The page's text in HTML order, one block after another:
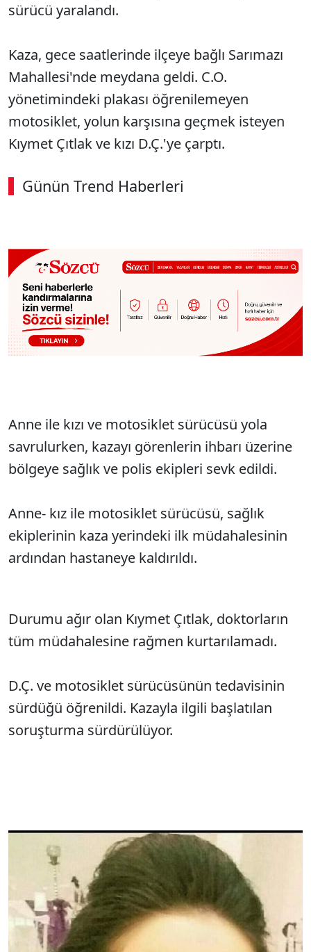
sürücü yaralandı.
Kaza, gece saatlerinde ilçeye bağlı Sarımazı
Mahallesi'nde meydana geldi. C.O.
yönetimindeki plakası öğrenilemeyen
motosiklet, yolun karşısına geçmek isteyen
Kıymet Çıtlak ve kızı D.Ç.'ye çarptı.
Günün Trend Haberleri
Anne ile kızı ve motosiklet sürücüsü yola
savrulurken, kazayı görenlerin ihbarı üzerine
bölgeye sağlık ve polis ekipleri sevk edildi.
Anne- kız ile motosiklet sürücüsü, sağlık
ekiplerinin kaza yerindeki ilk müdahalesinin
ardından hastaneye kaldırıldı.
Durumu ağır olan Kıymet Çıtlak, doktorların
tüm müdahalesine rağmen kurtarılamadı.
D.Ç. ve motosiklet sürücüsünün tedavisinin
sürdüğü öğrenildi. Kazayla ilgili başlatılan
soruşturma sürdürülüyor.